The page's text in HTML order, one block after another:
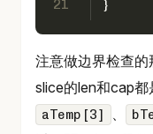
21
}
注意做边界检查
slice的len和cap都
aTemp[3]